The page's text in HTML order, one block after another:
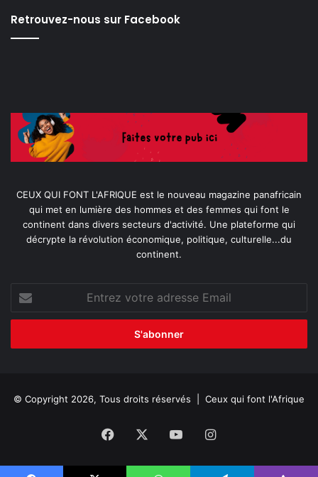
Retrouvez-nous sur Facebook
CEUX QUI FONT L'AFRIQUE est le nouveau magazine panafricain
qui met en lumière des hommes et des femmes qui font le
continent dans divers secteurs d'activité. Une plateforme qui
décrypte la révolution économique, politique, culturelle...du
continent.
votre
adresse
© Copyright 2026, Tous droits réservés | Ceux qui font l'Afrique
Facebook YouTubeInstagram